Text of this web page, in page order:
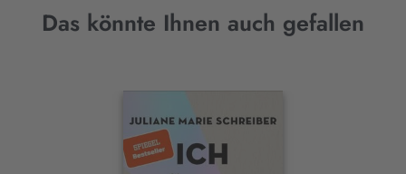
Das könnte Ihnen auch gefallen
Interaktives